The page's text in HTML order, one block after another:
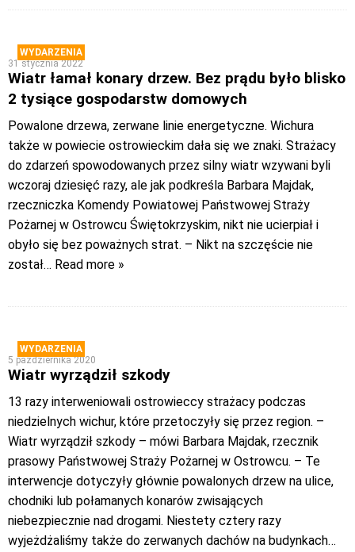
WYDARZENIA
31 stycznia 2022
Wiatr łamał konary drzew. Bez prądu było blisko
2 tysiące gospodarstw domowych
Powalone drzewa, zerwane linie energetyczne. Wichura
także w powiecie ostrowieckim dała się we znaki. Strażacy
do zdarzeń spowodowanych przez silny wiatr wzywani byli
wczoraj dziesięć razy, ale jak podkreśla Barbara Majdak,
rzeczniczka Komendy Powiatowej Państwowej Straży
Pożarnej w Ostrowcu Świętokrzyskim, nikt nie ucierpiał i
obyło się bez poważnych strat. – Nikt na szczęście nie
został… Read more »
WYDARZENIA
5 października 2020
Wiatr wyrządził szkody
13 razy interweniowali ostrowieccy strażacy podczas
niedzielnych wichur, które przetoczyły się przez region. –
Wiatr wyrządził szkody – mówi Barbara Majdak, rzecznik
prasowy Państwowej Straży Pożarnej w Ostrowcu. – Te
interwencje dotyczyły głównie powalonych drzew na ulice,
chodniki lub połamanych konarów zwisających
niebezpiecznie nad drogami. Niestety cztery razy
wyjeżdżaliśmy także do zerwanych dachów na budynkach…